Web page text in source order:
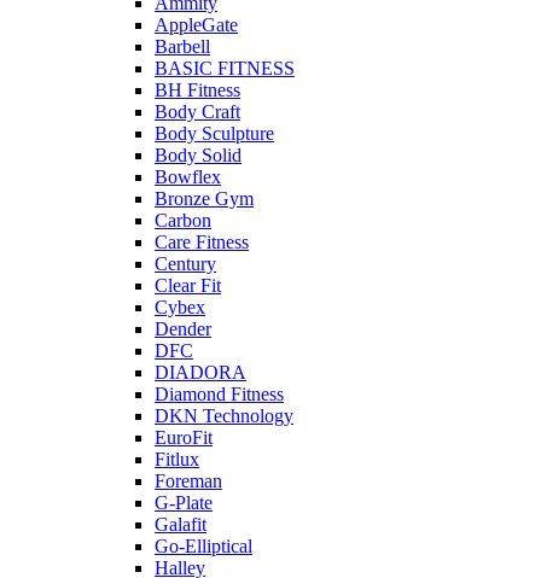
AppleGate
Barbell
BASIC FITNESS
BH Fitness
Body Craft
Body Sculpture
Body Solid
Bowflex
Bronze Gym
Carbon
Care Fitness
Century
Clear Fit
Cybex
Dender
DFC
DIADORA
Diamond Fitness
DKN Technology
EuroFit
Fitlux
Foreman
G-Plate
Galafit
Go-Elliptical
Halley